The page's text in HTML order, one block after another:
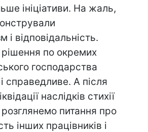
ініціативи. На жаль,
і відповідальність.
по окремих
господарства
справедливе. А після
наслідків стихії
питання про
інших працівників і